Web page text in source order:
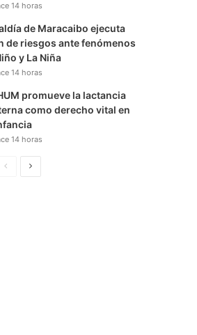
14 horas
de Maracaibo ejecuta
de riesgos ante fenómenos
y La Niña
14 horas
promueve la lactancia
como derecho vital en
14 horas
S